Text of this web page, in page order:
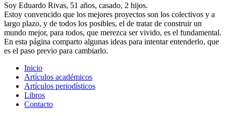
Soy Eduardo Rivas, 51 años, casado, 2 hijos.
Estoy convencido que los mejores proyectos son los colectivos y a
largo plazo, y de todos los posibles, el de tratar de construir un
mundo mejor, para todos, que merezca ser vivido, es el fundamental.
En esta página comparto algunas ideas para intentar entenderlo, que
es el paso previo para cambiarlo.
Inicio
Artículos académicos
Artículos periodísticos
Libros
Contacto